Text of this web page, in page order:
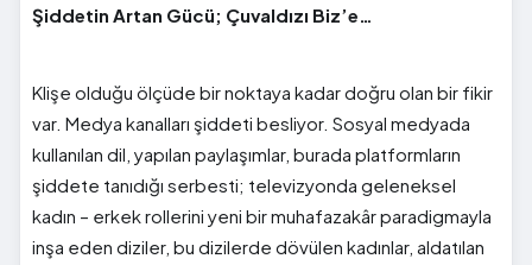
Şiddetin Artan Gücü; Çuvaldızı Biz’e…
Klişe olduğu ölçüde bir noktaya kadar doğru olan bir fikir
var. Medya kanalları şiddeti besliyor. Sosyal medyada
kullanılan dil, yapılan paylaşımlar, burada platformların
şiddete tanıdığı serbesti; televizyonda geleneksel
kadın – erkek rollerini yeni bir muhafazakâr paradigmayla
inşa eden diziler, bu dizilerde dövülen kadınlar, aldatılan